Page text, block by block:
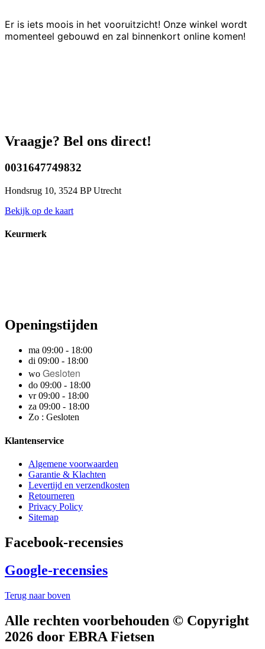
Er is iets moois in het vooruitzicht! Onze winkel wordt
momenteel gebouwd en zal binnenkort online komen!
Vraagje? Bel ons direct!
0031647749832
Hondsrug 10, 3524 BP Utrecht
Bekijk op de kaart
Keurmerk
Openingstijden
ma 09:00 - 18:00
di 09:00 - 18:00
wo Gesloten
do 09:00 - 18:00
vr 09:00 - 18:00
za 09:00 - 18:00
Zo : Gesloten
Klantenservice
Algemene voorwaarden
Garantie & Klachten
Levertijd en verzendkosten
Retourneren
Privacy Policy
Sitemap
Facebook-recensies
Google-recensies
Terug naar boven
Alle rechten voorbehouden © Copyright
2026 door EBRA Fietsen